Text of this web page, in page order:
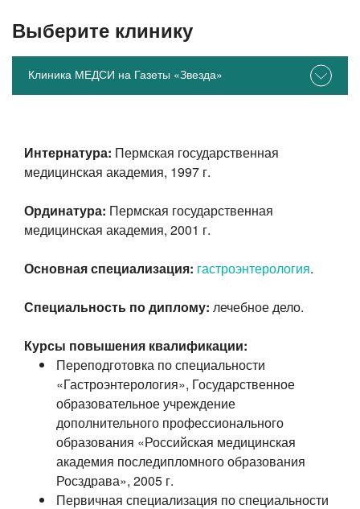
Выберите клинику
Клиника МЕДСИ на Газеты «Звезда»
Интернатура: Пермская государственная
медицинская академия, 1997 г.
Ординатура: Пермская государственная
медицинская академия, 2001 г.
Основная специализация: гастроэнтерология.
Специальность по диплому: лечебное дело.
Курсы повышения квалификации:
Переподготовка по специальности
«Гастроэнтерология», Государственное
образовательное учреждение
дополнительного профессионального
образования «Российская медицинская
академия последипломного образования
Росздрава», 2005 г.
Первичная специализация по специальности